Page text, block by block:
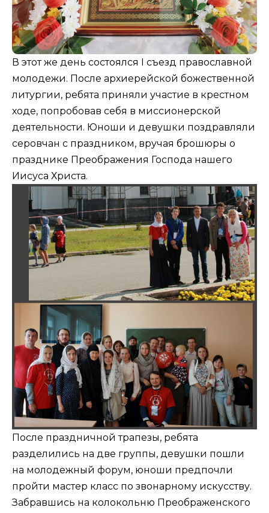
В этот же день состоялся I съезд православной
молодежи. После архиерейской божественной
литургии, ребята приняли участие в крестном
ходе, попробовав себя в миссионерской
деятельности. Юноши и девушки поздравляли
серовчан с праздником, вручая брошюры о
празднике Преображения Господа нашего
Иисуса Христа.
После праздничной трапезы, ребята
разделились на две группы, девушки пошли
на молодежный форум, юноши предпочли
пройти мастер класс по звонарному искусству.
Забравшись на колокольню Преображенского